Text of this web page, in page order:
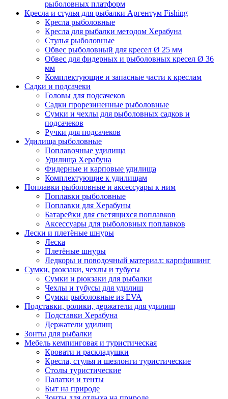
рыболовных платформ
Кресла и стулья для рыбалки Аргентум Fishing
Кресла рыболовные
Кресла для рыбалки методом Херабуна
Стулья рыболовные
Обвес рыболовный для кресел Ø 25 мм
Обвес для фидерных и рыболовных кресел Ø 36
мм
Комплектующие и запасные части к креслам
Садки и подсачеки
Головы для подсачеков
Садки прорезиненные рыболовные
Сумки и чехлы для рыболовных садков и
подсачеков
Ручки для подсачеков
Удилища рыболовные
Поплавочные удилища
Удилища Херабуна
Фидерные и карповые удилища
Комплектующие к удилищам
Поплавки рыболовные и аксессуары к ним
Поплавки рыболовные
Поплавки для Херабуны
Батарейки для светящихся поплавков
Аксессуары для рыболовных поплавков
Лески и плетёные шнуры
Леска
Плетёные шнуры
Ледкоры и поводочный материал: карпфишинг
Сумки, рюкзаки, чехлы и тубусы
Сумки и рюкзаки для рыбалки
Чехлы и тубусы для удилищ
Сумки рыболовные из EVA
Подставки, ролики, держатели для удилищ
Подставки Херабуна
Держатели удилищ
Зонты для рыбалки
Мебель кемпинговая и туристическая
Кровати и раскладушки
Кресла, стулья и шезлонги туристические
Столы туристические
Палатки и тенты
Быт на природе